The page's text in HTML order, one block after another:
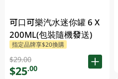
可口可樂汽水迷你罐 6 X
200ML(包裝隨機發送)
指定品牌享$20換購
$29.00
$25.00